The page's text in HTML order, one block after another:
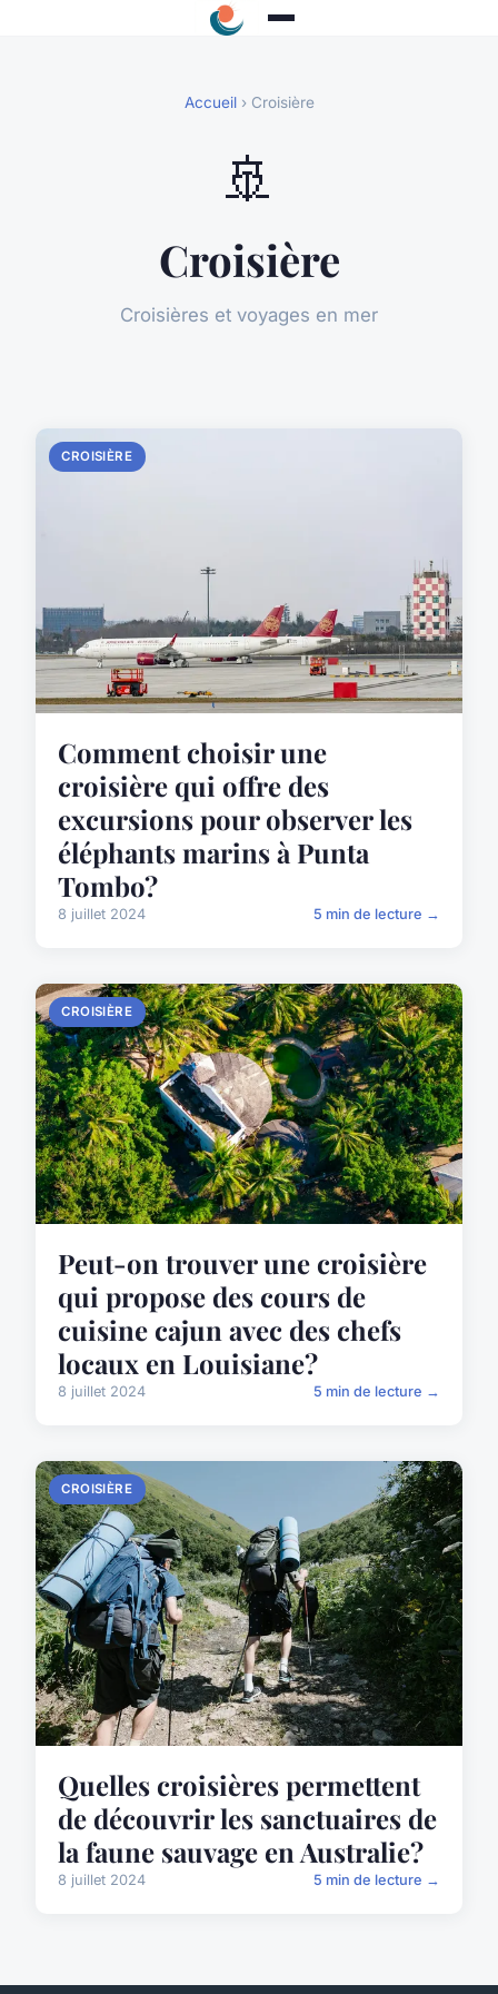
Accueil› Croisière
🚢
Croisière
Croisières et voyages en mer
CROISIÈRE
Comment choisir une
croisière qui offre des
excursions pour observer les
éléphants marins à Punta
Tombo?
8 juillet 2024 5 min de lecture →
CROISIÈRE
Peut-on trouver une croisière
qui propose des cours de
cuisine cajun avec des chefs
locaux en Louisiane?
8 juillet 2024 5 min de lecture →
CROISIÈRE
Quelles croisières permettent
de découvrir les sanctuaires de
la faune sauvage en Australie?
8 juillet 2024 5 min de lecture →